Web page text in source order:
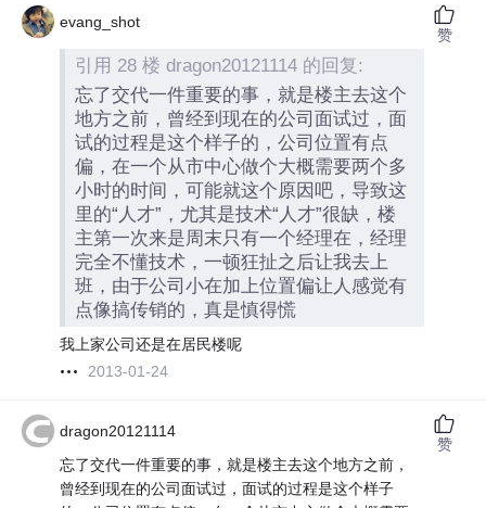
evang_shot
引用 28 楼 dragon20121114 的回复:
忘了交代一件重要的事，就是楼主去这个
地方之前，曾经到现在的公司面试过，面
试的过程是这个样子的，公司位置有点
偏，在一个从市中心做个大概需要两个多
小时的时间，可能就这个原因吧，导致这
里的“人才”，尤其是技术“人才”很缺，楼
主第一次来是周末只有一个经理在，经理
完全不懂技术，一顿狂扯之后让我去上
班，由于公司小在加上位置偏让人感觉有
点像搞传销的，真是慎得慌
我上家公司还是在居民楼呢
2013-01-24
赞
dragon20121114
忘了交代一件重要的事，就是楼主去这个地方之前，
曾经到现在的公司面试过，面试的过程是这个样子
赞